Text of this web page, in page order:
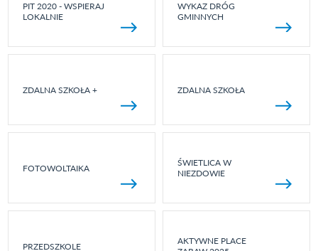
PIT 2020 - WSPIERAJ
LOKALNIE
WYKAZ DRÓG
GMINNYCH
ZDALNA SZKOŁA + ZDALNA SZKOŁA
FOTOWOLTAIKA
ŚWIETLICA W
NIEZDOWIE
PRZEDSZKOLE
AKTYWNE PLACE